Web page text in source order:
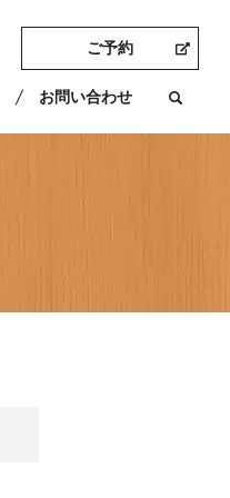
お問い合わせ
ご予約